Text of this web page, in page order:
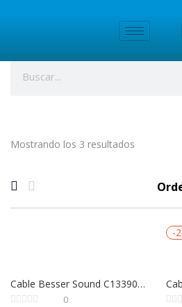
Mostrando los 3 resultados
Cable Besser Sound C13390 | 3.5 mm Estéreo a 2 Plug 1/4 Macho (Y) 3 Metros
0
-